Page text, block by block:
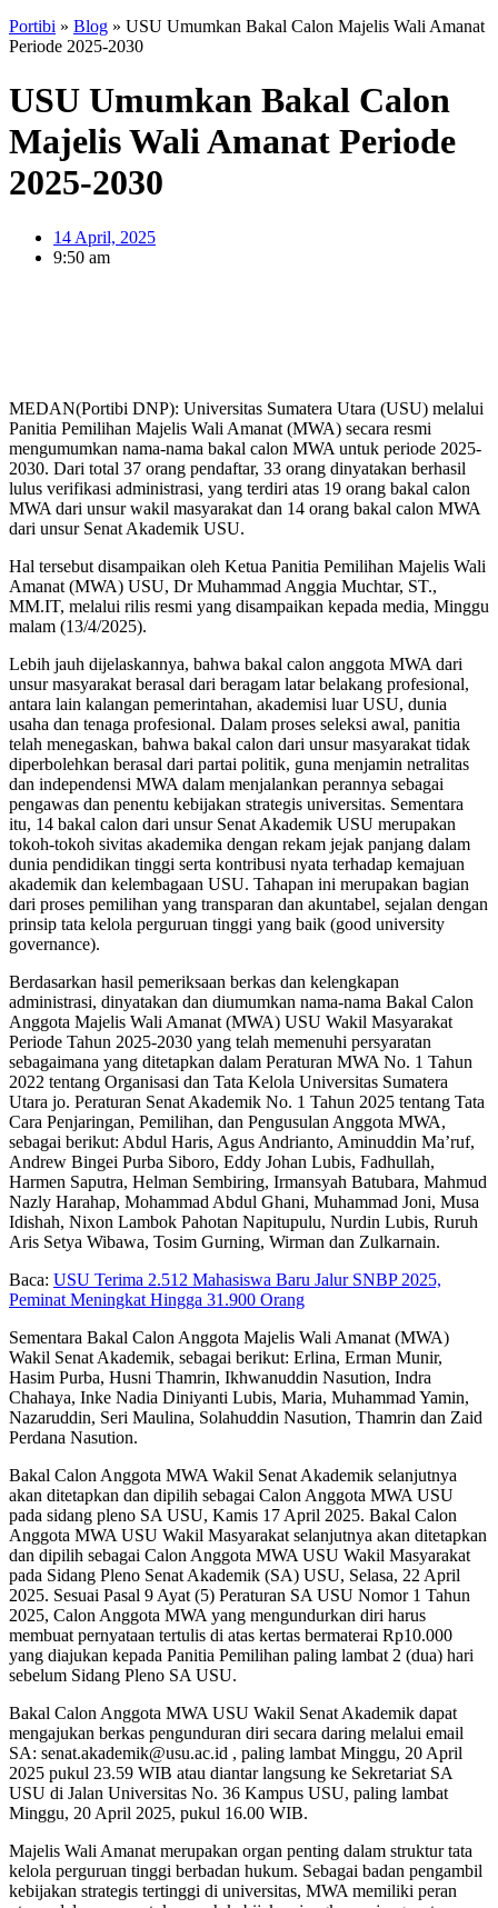
Portibi » Blog » USU Umumkan Bakal Calon Majelis Wali Amanat
Periode 2025-2030
USU Umumkan Bakal Calon
Majelis Wali Amanat Periode
2025-2030
14 April, 2025
9:50 am
MEDAN(Portibi DNP): Universitas Sumatera Utara (USU) melalui
Panitia Pemilihan Majelis Wali Amanat (MWA) secara resmi
mengumumkan nama-nama bakal calon MWA untuk periode 2025-
2030. Dari total 37 orang pendaftar, 33 orang dinyatakan berhasil
lulus verifikasi administrasi, yang terdiri atas 19 orang bakal calon
MWA dari unsur wakil masyarakat dan 14 orang bakal calon MWA
dari unsur Senat Akademik USU.
Hal tersebut disampaikan oleh Ketua Panitia Pemilihan Majelis Wali
Amanat (MWA) USU, Dr Muhammad Anggia Muchtar, ST.,
MM.IT, melalui rilis resmi yang disampaikan kepada media, Minggu
malam (13/4/2025).
Lebih jauh dijelaskannya, bahwa bakal calon anggota MWA dari
unsur masyarakat berasal dari beragam latar belakang profesional,
antara lain kalangan pemerintahan, akademisi luar USU, dunia
usaha dan tenaga profesional. Dalam proses seleksi awal, panitia
telah menegaskan, bahwa bakal calon dari unsur masyarakat tidak
diperbolehkan berasal dari partai politik, guna menjamin netralitas
dan independensi MWA dalam menjalankan perannya sebagai
pengawas dan penentu kebijakan strategis universitas. Sementara
itu, 14 bakal calon dari unsur Senat Akademik USU merupakan
tokoh-tokoh sivitas akademika dengan rekam jejak panjang dalam
dunia pendidikan tinggi serta kontribusi nyata terhadap kemajuan
akademik dan kelembagaan USU. Tahapan ini merupakan bagian
dari proses pemilihan yang transparan dan akuntabel, sejalan dengan
prinsip tata kelola perguruan tinggi yang baik (good university
governance).
Berdasarkan hasil pemeriksaan berkas dan kelengkapan
administrasi, dinyatakan dan diumumkan nama-nama Bakal Calon
Anggota Majelis Wali Amanat (MWA) USU Wakil Masyarakat
Periode Tahun 2025-2030 yang telah memenuhi persyaratan
sebagaimana yang ditetapkan dalam Peraturan MWA No. 1 Tahun
2022 tentang Organisasi dan Tata Kelola Universitas Sumatera
Utara jo. Peraturan Senat Akademik No. 1 Tahun 2025 tentang Tata
Cara Penjaringan, Pemilihan, dan Pengusulan Anggota MWA,
sebagai berikut: Abdul Haris, Agus Andrianto, Aminuddin Ma’ruf,
Andrew Bingei Purba Siboro, Eddy Johan Lubis, Fadhullah,
Harmen Saputra, Helman Sembiring, Irmansyah Batubara, Mahmud
Nazly Harahap, Mohammad Abdul Ghani, Muhammad Joni, Musa
Idishah, Nixon Lambok Pahotan Napitupulu, Nurdin Lubis, Ruruh
Aris Setya Wibawa, Tosim Gurning, Wirman dan Zulkarnain.
Baca: USU Terima 2.512 Mahasiswa Baru Jalur SNBP 2025,
Peminat Meningkat Hingga 31.900 Orang
Sementara Bakal Calon Anggota Majelis Wali Amanat (MWA)
Wakil Senat Akademik, sebagai berikut: Erlina, Erman Munir,
Hasim Purba, Husni Thamrin, Ikhwanuddin Nasution, Indra
Chahaya, Inke Nadia Diniyanti Lubis, Maria, Muhammad Yamin,
Nazaruddin, Seri Maulina, Solahuddin Nasution, Thamrin dan Zaid
Perdana Nasution.
Bakal Calon Anggota MWA Wakil Senat Akademik selanjutnya
akan ditetapkan dan dipilih sebagai Calon Anggota MWA USU
pada sidang pleno SA USU, Kamis 17 April 2025. Bakal Calon
Anggota MWA USU Wakil Masyarakat selanjutnya akan ditetapkan
dan dipilih sebagai Calon Anggota MWA USU Wakil Masyarakat
pada Sidang Pleno Senat Akademik (SA) USU, Selasa, 22 April
2025. Sesuai Pasal 9 Ayat (5) Peraturan SA USU Nomor 1 Tahun
2025, Calon Anggota MWA yang mengundurkan diri harus
membuat pernyataan tertulis di atas kertas bermaterai Rp10.000
yang diajukan kepada Panitia Pemilihan paling lambat 2 (dua) hari
sebelum Sidang Pleno SA USU.
Bakal Calon Anggota MWA USU Wakil Senat Akademik dapat
mengajukan berkas pengunduran diri secara daring melalui email
SA: senat.akademik@usu.ac.id , paling lambat Minggu, 20 April
2025 pukul 23.59 WIB atau diantar langsung ke Sekretariat SA
USU di Jalan Universitas No. 36 Kampus USU, paling lambat
Minggu, 20 April 2025, pukul 16.00 WIB.
Majelis Wali Amanat merupakan organ penting dalam struktur tata
kelola perguruan tinggi berbadan hukum. Sebagai badan pengambil
kebijakan strategis tertinggi di universitas, MWA memiliki peran